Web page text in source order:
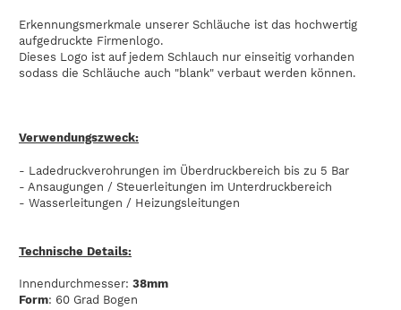
Erkennungsmerkmale unserer Schläuche ist das hochwertig
aufgedruckte Firmenlogo.
Dieses Logo ist auf jedem Schlauch nur einseitig vorhanden
sodass die Schläuche auch "blank" verbaut werden können.
Verwendungszweck:
- Ladedruckverohrungen im Überdruckbereich bis zu 5 Bar
- Ansaugungen / Steuerleitungen im Unterdruckbereich
- Wasserleitungen / Heizungsleitungen
Technische Details:
Innendurchmesser: 38mm
Form: 60 Grad Bogen